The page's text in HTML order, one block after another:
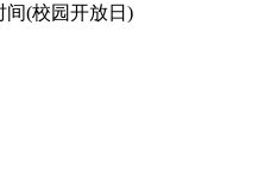
(校园开放日)